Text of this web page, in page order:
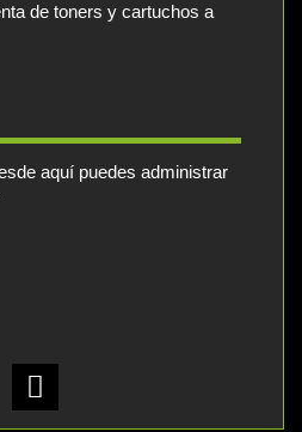
de toners y cartuchos a
aquí puedes administrar